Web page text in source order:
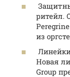
ритейл.
из
Новая
Group